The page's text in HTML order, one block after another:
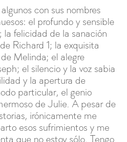
con sus nombres
el profundo y sensible
felicidad de la sanación
Richard 1; la exquisita
Melinda; el alegre
el silencio y la voz sabia
y la apertura de
particular, el genio
de Julie. A pesar de
irónicamente me
esos sufrimientos y me
que no estoy sólo. Tengo